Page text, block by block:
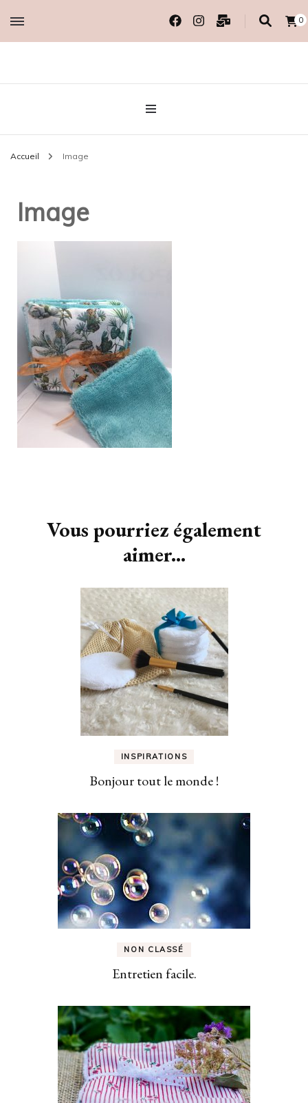
0
MADAME COTON
BIO
Accueil Image
Image
d'article
Vous pourriez également
aimer...
INSPIRATIONS
Bonjour tout le monde !
NON CLASSÉ
Entretien facile.